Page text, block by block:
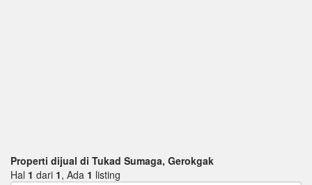
Properti dijual di Tukad Sumaga, Gerokgak
Hal 1 dari 1, Ada 1 listing